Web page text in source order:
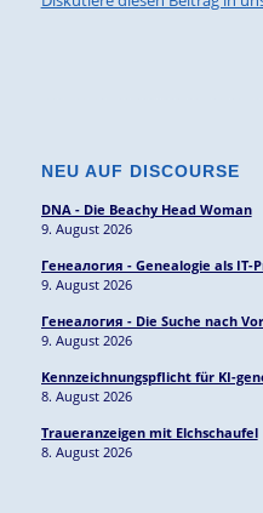
NEU AUF DISCOURSE
DNA - Die Beachy Head Woman
9. August 2026
Генеалогия - Genealogie als IT-
9. August 2026
Генеалогия - Die Suche nach
9. August 2026
Kennzeichnungspflicht für KI-
8. August 2026
Traueranzeigen mit Elchschaufel
8. August 2026